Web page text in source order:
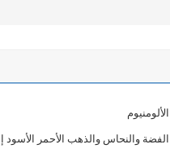
الألومنيوم
الفضة والنحاس والذهب الأحمر الأسود